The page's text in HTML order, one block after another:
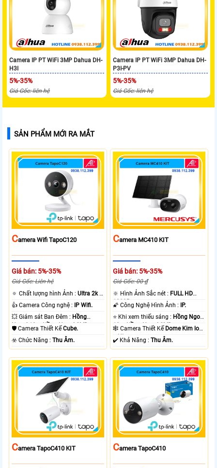
Camera IP PT WiFi 3MP Dahua DH-
H3I
5%-35%
Giá Gốc: liên hệ
Camera IP PT WiFi 3MP Dahua DH-
P3I-PV
5%-35%
Giá Gốc: liên hệ
SẢN PHẨM MỚI RA MẮT
CAmera Wifi TapoC120
Giá bán: 5%-35%
Giá Gốc: Liên hệ
🔅 Chất lượng hình Ảnh :Ultra 2k +
.
👍 Camera Công nghệ :
IP Wifi.
💥 Giám sát Ban Đêm : Hồng
Ngoại 10m Hồng Ngoại SMD.
🛡 Camera Thiết KếCube.
️☣️ Chức Năng :Thu Âm.
CAmera MC410 KIT
Giá bán: 5%-35%
Giá Gốc: 00 ₫
🔆 Hình Ảnh Sắc nét : FULL HD
1080P .
🌠 Công Nghệ Hình Ảnh :
IP.
⭐ Khi xem thiếu sáng : Hồng Ngoại
10m Hồng Ngoại SMD.
🕸️ Camera Thiết Kế Dome Kim loại
+ Nhựa.
️✔️ Khả Năng :Thu Âm.
CAmera TapoC410 KIT CAmera TapoC410